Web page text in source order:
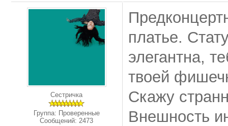
Сестричка
Группа: Проверенные
Сообщений: 2473
платье.
элегантна,
твоей
Скажу
Внешность